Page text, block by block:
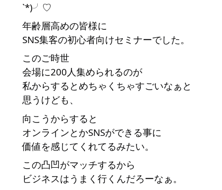
`*)╯♡
年齢層高めの皆様に
SNS集客の初心者向けセミナーでした。
このご時世
会場に200人集められるのが
私からするとめちゃくちゃすごいなぁと
思うけども、
向こうからすると
オンラインとかSNSができる事に
価値を感じてくれてるみたい。
この凸凹がマッチするから
ビジネスはうまく行くんだろーなぁ。